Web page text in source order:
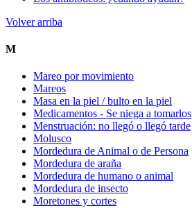
Volver arriba
M
Mareo por movimiento
Mareos
Masa en la piel / bulto en la piel
Medicamentos - Se niega a tomarlos
Menstruación: no llegó o llegó tarde
Molusco
Mordedura de Animal o de Persona
Mordedura de araña
Mordedura de humano o animal
Mordedura de insecto
Moretones y cortes